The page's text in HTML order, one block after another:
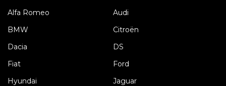
Alfa Romeo
Audi
BMW
Citroën
Dacia
DS
Fiat
Ford
Hyundai
Jaguar